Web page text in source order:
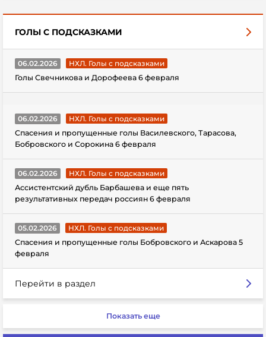
ГОЛЫ С ПОДСКАЗКАМИ
06.02.2026
НХЛ. Голы с подсказками
Голы Свечникова и Дорофеева 6 февраля
06.02.2026
НХЛ. Голы с подсказками
Спасения и пропущенные голы Василевского, Тарасова,
Бобровского и Сорокина 6 февраля
06.02.2026
НХЛ. Голы с подсказками
Ассистентский дубль Барбашева и еще пять
результативных передач россиян 6 февраля
05.02.2026
НХЛ. Голы с подсказками
Спасения и пропущенные голы Бобровского и Аскарова 5
февраля
Перейти в раздел
Показать еще